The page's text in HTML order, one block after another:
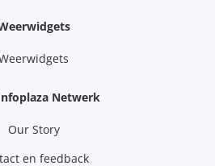
Netwerk
Our Story
en feedback